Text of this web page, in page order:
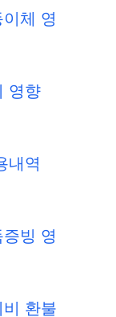
체 영
영향
내역
빙 영
환불